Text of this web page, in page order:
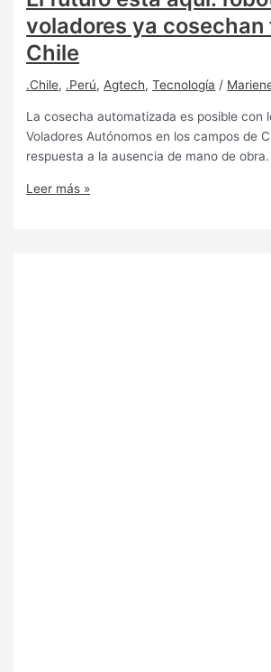
voladores ya cosechan
Chile
.Chile, .Perú,Agtech,Tecnología /
La cosecha automatizada es posible con
Voladores Autónomos en los campos de
respuesta a la ausencia de mano de obra.
Leer más »